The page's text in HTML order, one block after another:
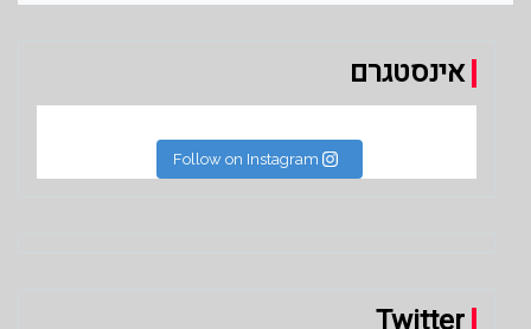
אינסטגרם
Follow on Instagram